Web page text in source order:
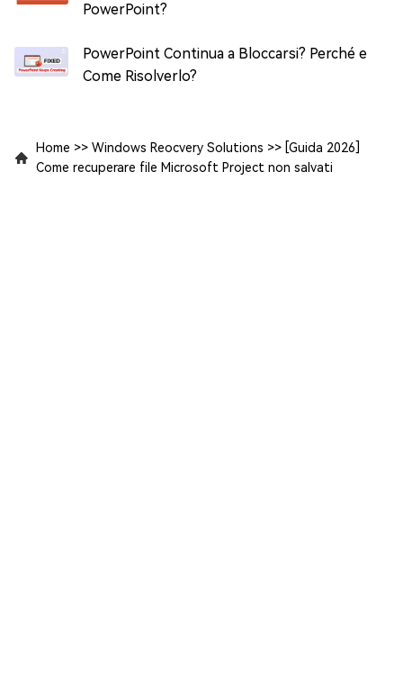
PowerPoint?
PowerPoint Continua a Bloccarsi? Perché e
Come Risolverlo?
Home >> Windows Reocvery Solutions >> [Guida 2026]
Come recuperare file Microsoft Project non salvati